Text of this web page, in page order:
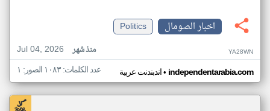
اخبار الصومال
Politics
Jul 04, 2026
منذ شهر YA28WN
اندبندنت عربية• independentarabia.com عدد الكلمات: ١٠٨٣ الصور: ١